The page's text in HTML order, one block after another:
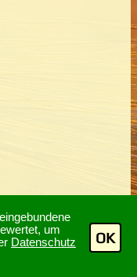
um
Datenschutz
OK